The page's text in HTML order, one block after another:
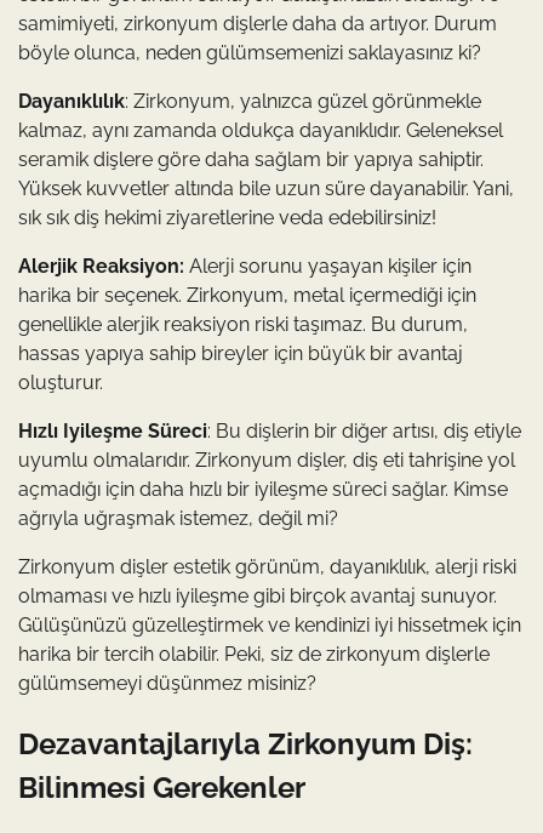
samimiyeti, zirkonyum dişlerle daha da artıyor. Durum
böyle olunca, neden gülümsemenizi saklayasınız ki?
Dayanıklılık: Zirkonyum, yalnızca güzel görünmekle
kalmaz, aynı zamanda oldukça dayanıklıdır. Geleneksel
seramik dişlere göre daha sağlam bir yapıya sahiptir.
Yüksek kuvvetler altında bile uzun süre dayanabilir. Yani,
sık sık diş hekimi ziyaretlerine veda edebilirsiniz!
Alerjik Reaksiyon: Alerji sorunu yaşayan kişiler için
harika bir seçenek. Zirkonyum, metal içermediği için
genellikle alerjik reaksiyon riski taşımaz. Bu durum,
hassas yapıya sahip bireyler için büyük bir avantaj
oluşturur.
Hızlı Iyileşme Süreci: Bu dişlerin bir diğer artısı, diş etiyle
uyumlu olmalarıdır. Zirkonyum dişler, diş eti tahrişine yol
açmadığı için daha hızlı bir iyileşme süreci sağlar. Kimse
ağrıyla uğraşmak istemez, değil mi?
Zirkonyum dişler estetik görünüm, dayanıklılık, alerji riski
olmaması ve hızlı iyileşme gibi birçok avantaj sunuyor.
Gülüşünüzü güzelleştirmek ve kendinizi iyi hissetmek için
harika bir tercih olabilir. Peki, siz de zirkonyum dişlerle
gülümsemeyi düşünmez misiniz?
Dezavantajlarıyla Zirkonyum Diş:
Bilinmesi Gerekenler